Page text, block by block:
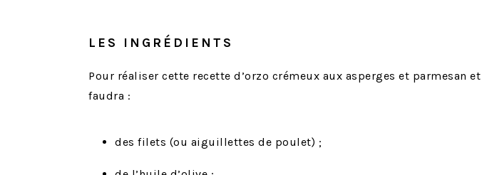
LES INGRÉDIENTS
Pour réaliser cette recette d’orzo crémeux aux asperges et parmesan
faudra :
des filets (ou aiguillettes de poulet) ;